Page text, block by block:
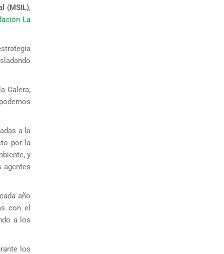
(MSIL),
La
Calera;
a la
por la
y
agentes
año
con el
a los
los